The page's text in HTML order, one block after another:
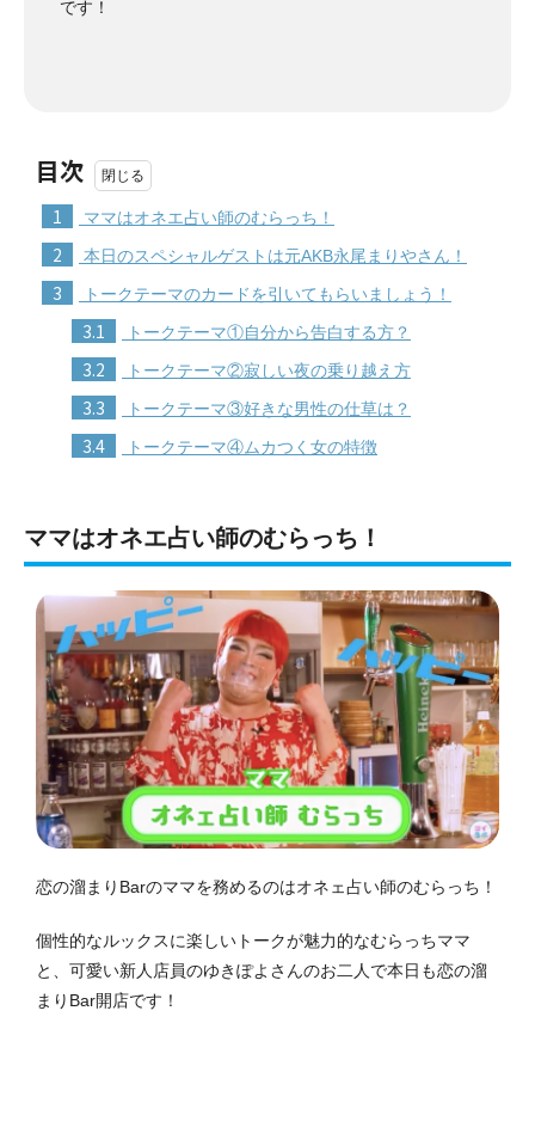
です！
目次
1 ママはオネエ占い師のむらっち！
2 本日のスペシャルゲストは元AKB永尾まりやさん！
3 トークテーマのカードを引いてもらいましょう！
3.1 トークテーマ①自分から告白する方？
3.2 トークテーマ②寂しい夜の乗り越え方
3.3 トークテーマ③好きな男性の仕草は？
3.4 トークテーマ④ムカつく女の特徴
ママはオネエ占い師のむらっち！
恋の溜まりBarのママを務めるのはオネェ占い師のむらっち！
個性的なルックスに楽しいトークが魅力的なむらっちママ
と、可愛い新人店員のゆきぽよさんのお二人で本日も恋の溜
まりBar開店です！